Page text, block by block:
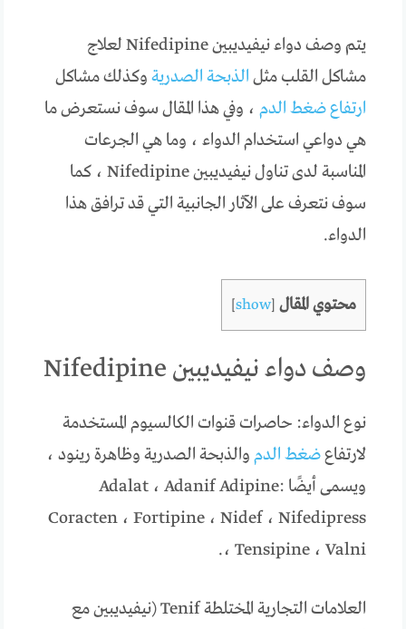
يتم وصف دواء نيفيديبين Nifedipine لعلاج
مشاكل القلب مثل الذبحة الصدرية وكذلك مشاكل
ارتفاع ضغط الدم ، وفي هذا المقال سوف نستعرض ما
هي دواعي استخدام الدواء ، وما هي الجرعات
المناسبة لدى تناول نيفيديبين Nifedipine ، كما
سوف نتعرف على الآثار الجانبية التي قد ترافق هذا
الدواء.
محتوي المقال [
show
]
وصف دواء نيفيديبين Nifedipine
نوع الدواء: حاصرات قنوات الكالسيوم المستخدمة
لارتفاعضغط الدم والذبحة الصدرية وظاهرة رينود ،
ويسمى أيضًا :Adalat ، Adanif Adipine
Coracten ، Fortipine ، Nidef ، Nifedipress
، Tensipine ، Valni.
العلامات التجارية المختلطة Tenif (نيفيديبين مع